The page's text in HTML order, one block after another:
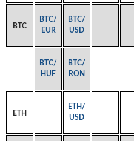
BTC
BTC/
EUR
BTC/
USD
BTC/
HUF
BTC/
RON
ETH
ETH/
USD